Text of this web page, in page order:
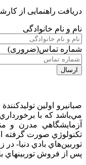
دریافت راهنمایی از
نام و نام خانوادگی
شماره تماس(ضروری)
صبانيرو اولين
مي‌باشد كه با
آزمايشگاهي مدرن و
تكنولوژي صورت
توربين‌هاي بادي دنيا- در
پس از فروش توربينهاي